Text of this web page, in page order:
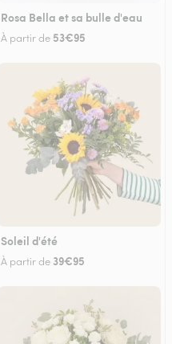
Rosa Bella et sa bulle d'eau
À partir de 53€95
Soleil d'été
À partir de 39€95